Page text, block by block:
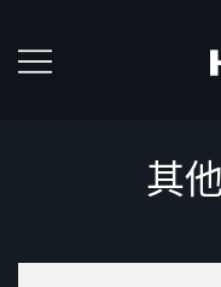
content
其